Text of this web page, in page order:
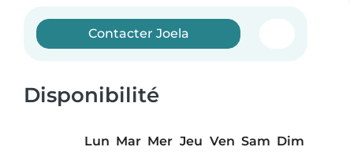
Contacter Joela
Disponibilité
Lun Mar Mer Jeu Ven Sam Dim